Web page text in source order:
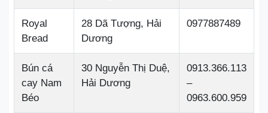
Royal
Bread
28 Dã Tượng, Hải
Dương
0977887489
Bún cá
cay Nam
Béo
30 Nguyễn Thị Duệ,
Hải Dương
0913.366.113
–
0963.600.959